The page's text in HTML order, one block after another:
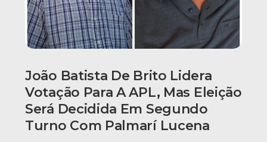
João Batista De Brito Lidera
Votação Para A APL, Mas Eleição
Será Decidida Em Segundo
Turno Com Palmarí Lucena